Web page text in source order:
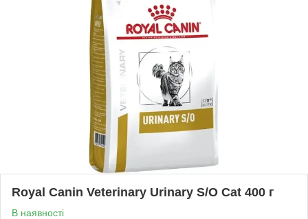
Royal Canin Veterinary Urinary S/O Cat 400 г
В наявності